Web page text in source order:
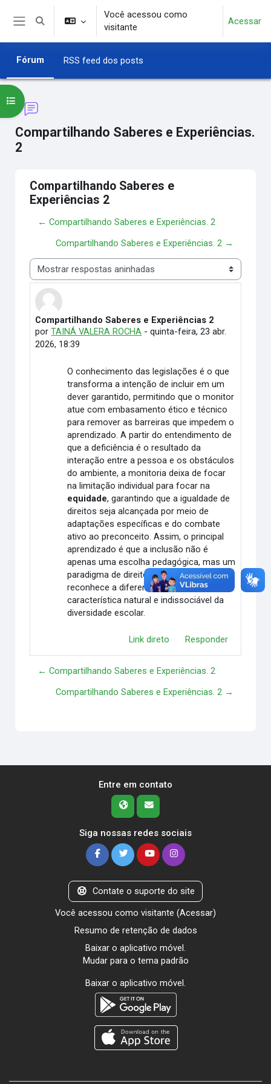
Ir para o conteúdo principal
Alternar entrada de pesquisa
Você acessou como
visitante
Acessar
Fórum RSS feed dos posts
Compartilhando Saberes e Experiências.
2
Abrir índice do curso
Compartilhando Saberes e
Experiências 2
← Compartilhando Saberes e Experiências. 2
Compartilhando Saberes e Experiências. 2 →
Modo de visualização
Compartilhando Saberes e Experiências 2
porTAINÁ VALERA ROCHA -quinta-feira, 23 abr.
2026, 18:39
Número de respostas: 0
O conhecimento das legislações é o que
transforma a intenção de incluir em um
dever garantido, permitindo que o monitor
atue com embasamento ético e técnico
para remover as barreiras que impedem o
aprendizado. A partir do entendimento de
que a deficiência é o resultado da
interação entre a pessoa e os obstáculos
do ambiente, a monitoria deixa de focar
na limitação individual para focar na
equidade, garantindo que a igualdade de
direitos seja alcançada por meio de
adaptações específicas e do combate
ativo ao preconceito. Assim, o principal
aprendizado é que a inclusão não é
apenas uma escolha pedagógica, mas um
paradigma de direitos humanos que
reconhece a diferença como uma
característica natural e indissociável da
diversidade escolar.
Link direto Responder
← Compartilhando Saberes e Experiências. 2
Compartilhando Saberes e Experiências. 2 →
Entre em contato
Siga nossas redes sociais
Contate o suporte do site
Você acessou como visitante (Acessar)
Resumo de retenção de dados
Baixar o aplicativo móvel.
Mudar para o tema padrão
Baixar o aplicativo móvel.